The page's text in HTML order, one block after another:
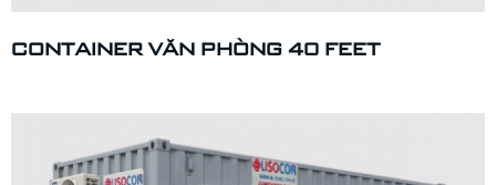
CONTAINER VĂN PHÒNG 40 FEET